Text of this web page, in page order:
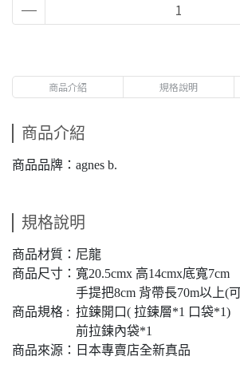
商品介紹 規格說明
商品介紹
商品品牌：agnes b.
規格說明
商品材質：尼龍
商品尺寸：寬20.5cmx 高14cmx底寬7cm
手提把8cm 背帶長70m以上(可
商品規格 : 拉鍊開口( 拉鍊層*1 口袋*1)
前拉鍊內袋*1
商品來源：日本專賣店全新真品